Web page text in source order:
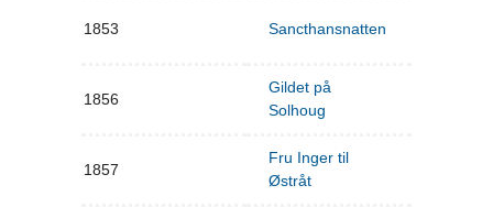
1853 Sancthansnatten
1856
Gildet på
Solhoug
1857
Fru Inger til
Østråt